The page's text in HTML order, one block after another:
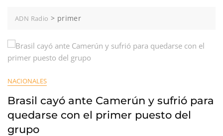
ADN Radio > primer
NACIONALES
Brasil cayó ante Camerún y sufrió para
quedarse con el primer puesto del
grupo